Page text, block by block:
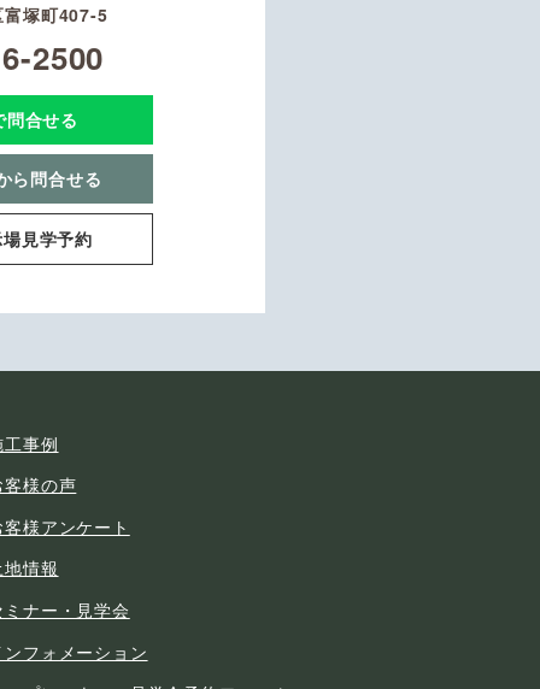
富塚町407-5
2500
合せる
ら問合せる
見学予約
工事例
客様の声
客様アンケート
地情報
ミナー・見学会
ンフォメーション